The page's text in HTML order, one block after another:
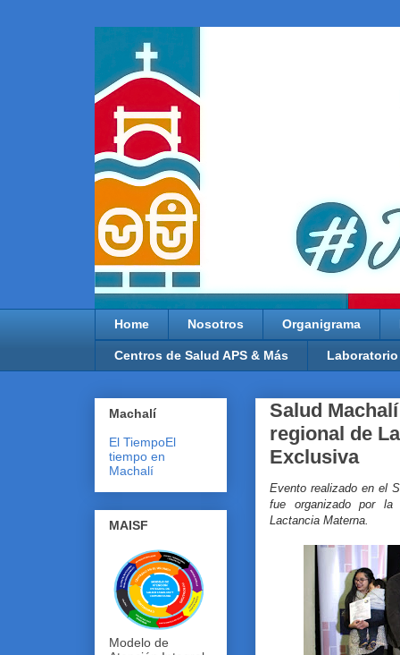
Home Nosotros Organigrama
Centros de Salud APS & Más Laboratorio
Salud
regional de
Exclusiva
Evento realizado en el
fue organizado por la
Lactancia Materna.
Machalí
El TiempoEl
tiempo en
Machalí
MAISF
Modelo de